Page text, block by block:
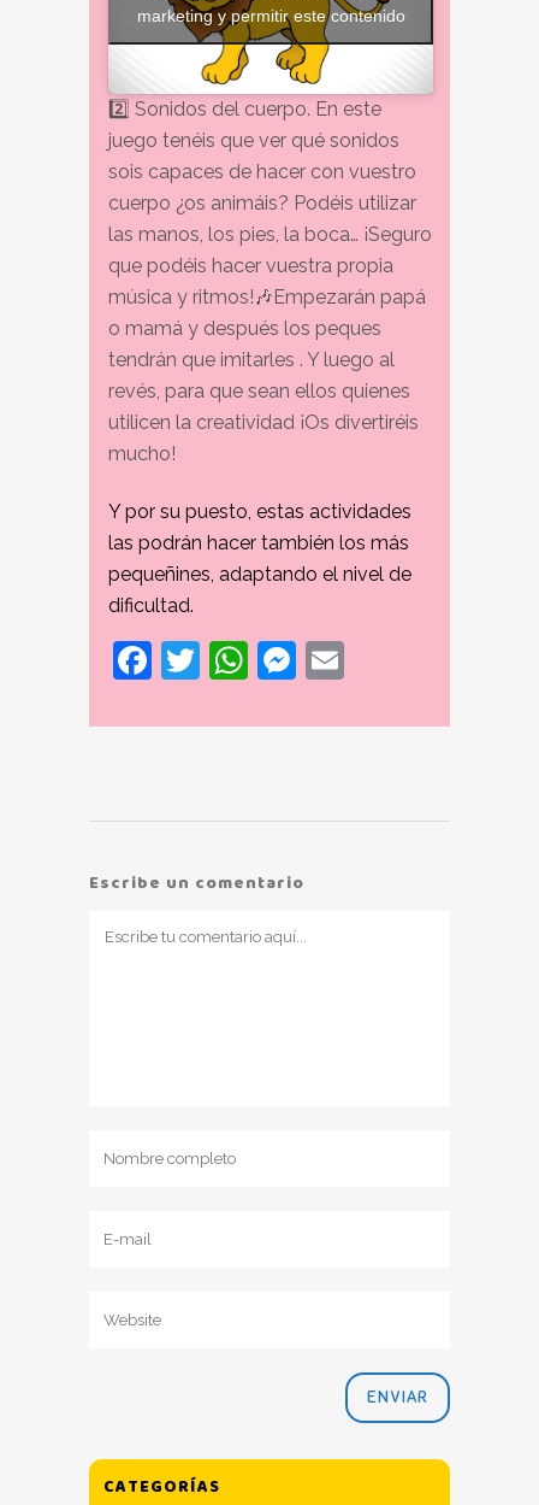
marketing y permitir este contenido
2️⃣ Sonidos del cuerpo. En este
juego tenéis que ver qué sonidos
sois capaces de hacer con vuestro
cuerpo ¿os animáis? Podéis utilizar
las manos, los pies, la boca… ¡Seguro
que podéis hacer vuestra propia
música y ritmos!🎶Empezarán papá
o mamá y después los peques
tendrán que imitarles . Y luego al
revés, para que sean ellos quienes
utilicen la creatividad ¡Os divertiréis
mucho!
Y por su puesto, estas actividades
las podrán hacer también los más
pequeñines, adaptando el nivel de
dificultad.
Facebook
Twitter
WhatsApp
Messenger
Escribe un comentario
CATEGORÍAS